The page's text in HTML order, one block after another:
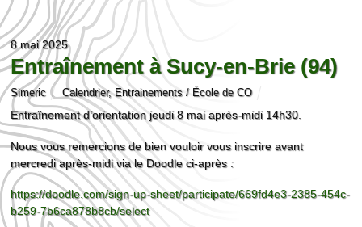
8 mai 2025
Entraînement à Sucy-en-Brie (94)
Simeric Calendrier,Entrainements / École de CO
Entraînement d’orientation jeudi 8 mai après-midi 14h30.
Nous vous remercions de bien vouloir vous inscrire avant
mercredi après-midi via le Doodle ci-après :
https://doodle.com/sign-up-sheet/participate/669fd4e3-2385-454c-
b259-7b6ca878b8cb/select